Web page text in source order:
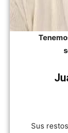
Sus